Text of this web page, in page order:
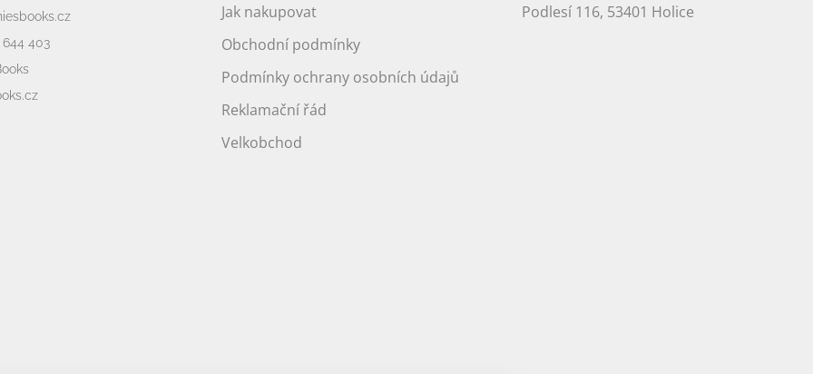
644 403
Jak nakupovat
Obchodní podmínky
Podmínky ochrany osobních údajů
Reklamační řád
Velkobchod
Podlesí 116, 53401 Holice